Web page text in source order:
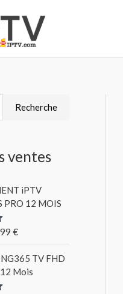
Recherche
ventes
iPTV
PRO 12 MOIS
€
TV FHD
Mois